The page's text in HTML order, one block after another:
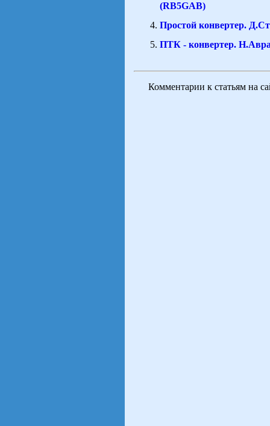
(RB5GAB)
Простой конвертер.
ПТК - конвертер.
Комментарии к статьям на